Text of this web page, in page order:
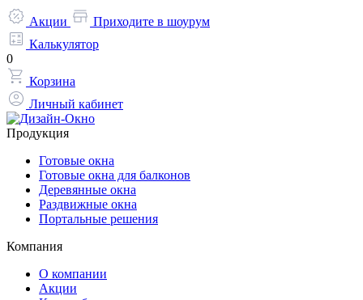
Акции
Приходите в шоурум
Калькулятор
0
Корзина
Личный кабинет
Продукция
Готовые окна
Готовые окна для балконов
Деревянные окна
Раздвижные окна
Портальные решения
Компания
О компании
Акции